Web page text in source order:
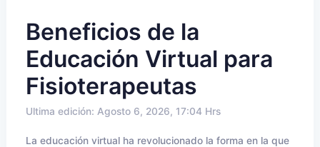
Beneficios de la
Educación Virtual para
Fisioterapeutas
Ultima edición: Agosto 6, 2026, 17:04 Hrs
La educación virtual ha revolucionado la forma en la que